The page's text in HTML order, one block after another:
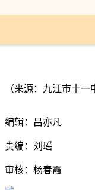
（来源：九江市十一
编辑：吕亦凡
责编：刘瑶
审核：杨春霞